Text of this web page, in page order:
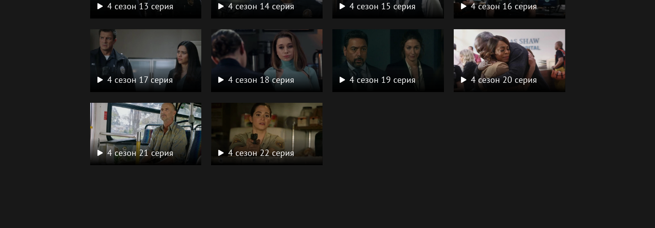
4 сезон 13 серия 4 сезон 14 серия 4 сезон 15 серия 4 сезон 16 серия
4 сезон 17 серия 4 сезон 18 серия 4 сезон 19 серия 4 сезон 20 серия
4 сезон 21 серия 4 сезон 22 серия